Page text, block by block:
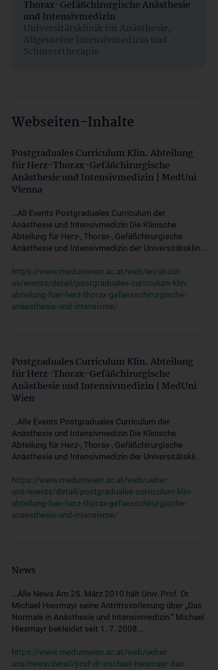
Thorax-Gefäßchirurgische Anästhesie
und Intensivmedizin
Universitätsklinik für Anästhesie,
Allgemeine Intensivmedizin und
Schmerztherapie
Webseiten-Inhalte
Postgraduales Curriculum Klin. Abteilung
für Herz-Thorax-Gefäßchirurgische
Anästhesie und Intensivmedizin | MedUni
Vienna
...All Events Postgraduales Curriculum der
Anästhesie und Intensivmedizin Die Klinische
Abteilung für Herz-, Thorax-, Gefäßchirurgische
Anästhesie und Intensivmedizin der Universitätsklin...
https://www.meduniwien.ac.at/web/en/about-
us/events/detail/postgraduales-curriculum-klin-
abteilung-fuer-herz-thorax-gefaesschirurgische-
anaesthesie-und-intensivme/
Postgraduales Curriculum Klin. Abteilung
für Herz-Thorax-Gefäßchirurgische
Anästhesie und Intensivmedizin | MedUni
Wien
...Alle Events Postgraduales Curriculum der
Anästhesie und Intensivmedizin Die Klinische
Abteilung für Herz-, Thorax-, Gefäßchirurgische
Anästhesie und Intensivmedizin der Universitätskli...
https://www.meduniwien.ac.at/web/ueber-
uns/events/detail/postgraduales-curriculum-klin-
abteilung-fuer-herz-thorax-gefaesschirurgische-
anaesthesie-und-intensivme/
News
...Alle News Am 25. März 2010 hält Univ. Prof. Dr.
Michael Hiesmayr seine Antrittsvorlesung über „Das
Normale in Anästhesie und Intensivmedizin.“ Michael
Hiesmayr bekleidet seit 1. 7. 2008...
https://www.meduniwien.ac.at/web/ueber-
uns/news/detail/prof-dr-michael-hiesmayr-das-